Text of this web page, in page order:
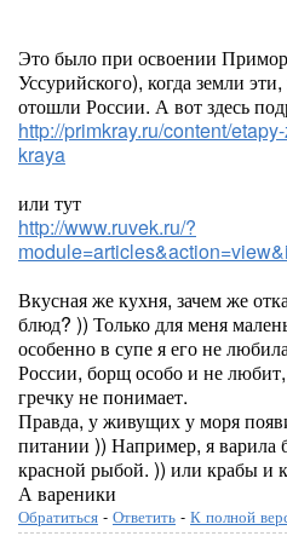
Это было при освоении
Уссурийского), когда земли
отошли России. А вот здесь
http://primkray.ru/content/
kraya
или тут
http://www.ruvek.ru/?
Вкусная же кухня, зачем же
блюд? )) Только для меня
особенно в супе я его не
России, борщ особо и не
гречку не понимает.
Правда, у живущих у моря
питании )) Например, я варила
красной рыбой. )) или крабы и
А вареники
Обратиться - Ответить - К полной